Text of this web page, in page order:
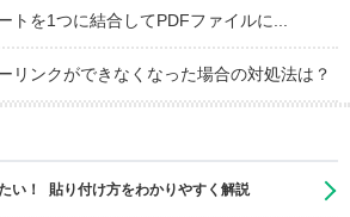
トを1つに結合してPDFファイルに...
リンクができなくなった場合の対処法は？
い！ 貼り付け方をわかりやすく解説